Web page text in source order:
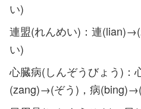
い)
連盟(れんめい)：連
い)
心臓病(しんぞうびょう)
(zang)→(ぞう)，病